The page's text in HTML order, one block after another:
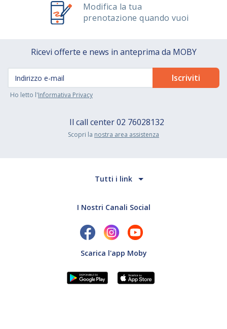
Modifica la tua
prenotazione quando vuoi
Ricevi offerte e news in anteprima da MOBY
Ho letto l'Informativa Privacy
Il call center02 76028132
Scopri la nostra area assistenza
Tutti i link
I Nostri Canali Social
Scarica l'app Moby